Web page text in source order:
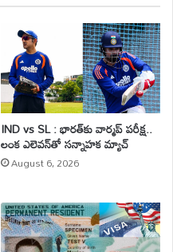
IND vs SL : భారత్‌కు వార్మప్ పరీక్ష..
లంక ఎలెవన్‌తో సన్నాహక మ్యాచ్
August 6, 2026